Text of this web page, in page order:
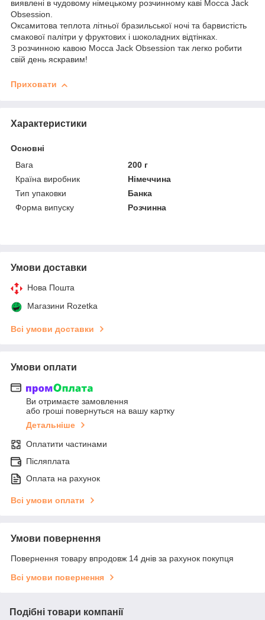
виявлені в чудовому німецькому розчинному каві Mocca Jack
Obsession.
Оксамитова теплота літньої бразильської ночі та барвистість
смакової палітри у фруктових і шоколадних відтінках.
З розчинною кавою Mocca Jack Obsession так легко робити
свій день яскравим!
Приховати
Характеристики
Основні
Вага
200 г
Країна виробник
Німеччина
Тип упаковки
Банка
Форма випуску
Розчинна
Умови доставки
Нова Пошта
Магазини Rozetka
Всі умови доставки
Умови оплати
Ви отримаєте замовлення
або гроші повернуться на вашу картку
Детальніше
Оплатити частинами
Післяплата
Оплата на рахунок
Всі умови оплати
Умови повернення
Повернення товару впродовж 14 днів за рахунок покупця
Всі умови повернення
Подібні товари компанії